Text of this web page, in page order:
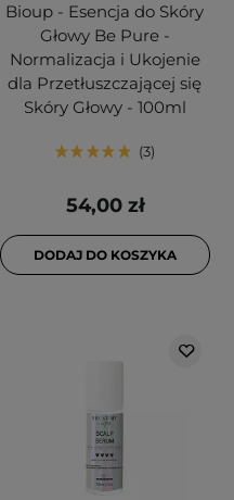
Bioup - Esencja do Skóry
Głowy Be Pure -
Normalizacja i Ukojenie
dla Przetłuszczającej się
Skóry Głowy - 100ml
3
54,00 zł
DODAJ DO KOSZYKA